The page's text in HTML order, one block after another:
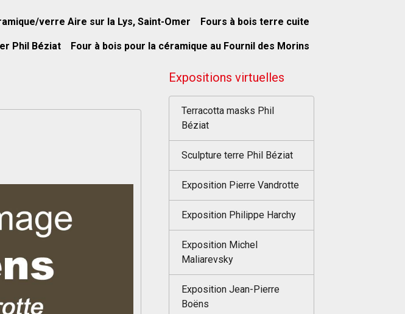
verre Aire sur la Lys, Saint-Omer Fours à bois terre cuite
Phil Béziat Four à bois pour la céramique au Fournil des Morins
Expositions virtuelles
Terracotta masks Phil
Béziat
Sculpture terre Phil Béziat
Exposition Pierre Vandrotte
Exposition Philippe Harchy
Exposition Michel
Maliarevsky
Exposition Jean-Pierre
Boëns